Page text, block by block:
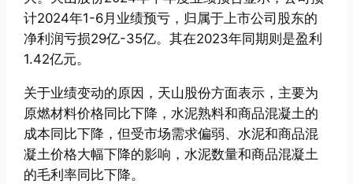
计2024年1-6月业绩预亏，归属于上市公司股东的
净利润亏损29亿-35亿。其在2023年同期则是盈利
1.42亿元。
关于业绩变动的原因，天山股份方面表示，主要为
原燃材料价格同比下降，水泥熟料和商品混凝土的
成本同比下降，但受市场需求偏弱、水泥和商品混
凝土价格大幅下降的影响，水泥数量和商品混凝土
的毛利率同比下降。